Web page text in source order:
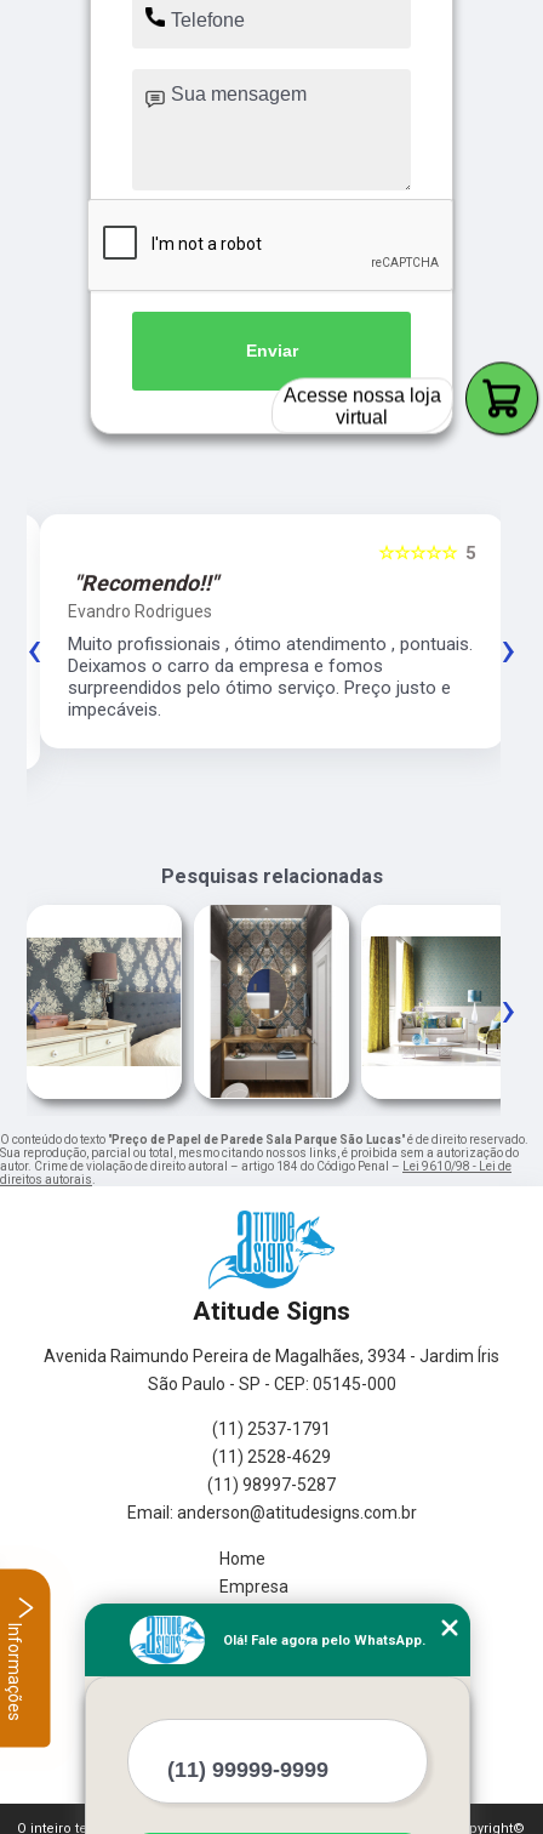
Enviar
5
☆☆☆☆☆
"Recomendo!!"
Evandro Rodrigues
Muito profissionais , ótimo atendimento , pontuais.
Deixamos o carro da empresa e fomos
surpreendidos pelo ótimo serviço. Preço justo e
impecáveis.
‹ ›
Pesquisas relacionadas
‹ ›
O conteúdo do texto "Preço de Papel de Parede Sala Parque São Lucas" é de direito reservado.
Sua reprodução, parcial ou total, mesmo citando nossos links, é proibida sem a autorização do
autor. Crime de violação de direito autoral – artigo 184 do Código Penal – Lei 9610/98 - Lei de
direitos autorais.
Atitude Signs
Avenida Raimundo Pereira de Magalhães, 3934 - Jardim Íris
São Paulo - SP - CEP: 05145-000
(11) 2537-1791
(11) 2528-4629
(11) 98997-5287
Home
Empresa
Serviços
Mais Serviços
O inteiro teor deste site está sujeito à proteção de direitos autorais. Copyright©
Olá! Fale agora pelo WhatsApp.
Informações
Acesse nossa loja
virtual